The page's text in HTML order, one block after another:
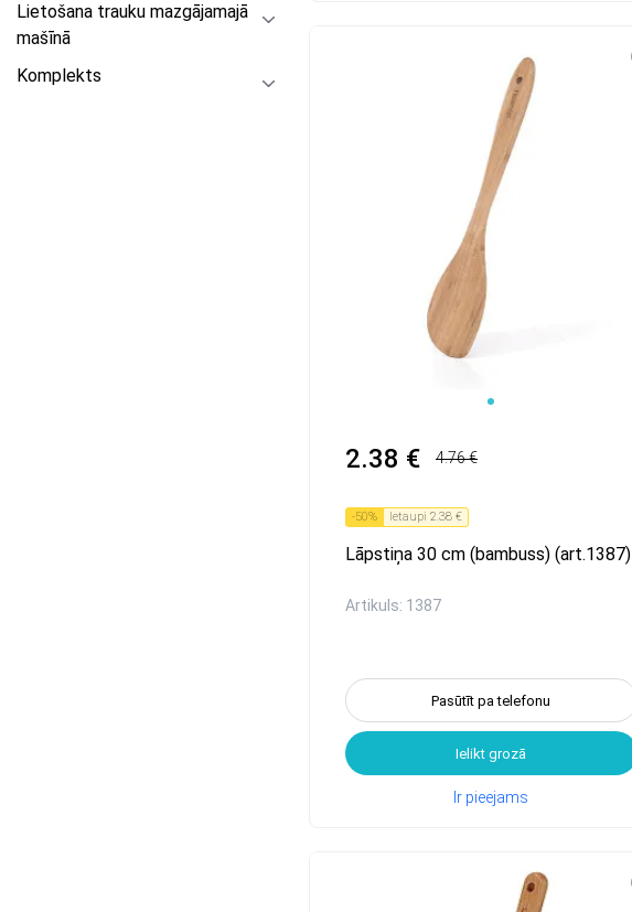
Lietošana trauku mazgājamajā
mašīnā
Komplekts
2.38 € 4.76 €
-50% Ietaupi 2.38 €
Lāpstiņa 30 cm (bambuss) (art.1387)
Artikuls: 1387
Pasūtīt pa telefonu
Ielikt grozā
Ir pieejams